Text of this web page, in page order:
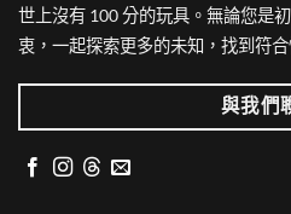
世上沒有 100 分的玩具。無論您是
衷，一起探索更多的未知，找到符
與我們